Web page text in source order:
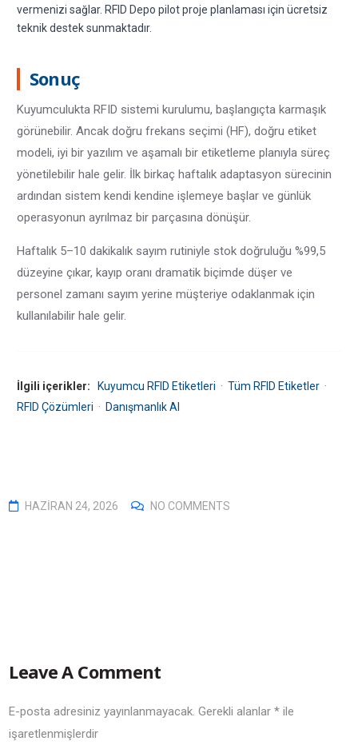
vermenizi sağlar. RFID Depo pilot proje planlaması için ücretsiz
teknik destek sunmaktadır.
Sonuç
Kuyumculukta RFID sistemi kurulumu, başlangıçta karmaşık
görünebilir. Ancak doğru frekans seçimi (HF), doğru etiket
modeli, iyi bir yazılım ve aşamalı bir etiketleme planıyla süreç
yönetilebilir hale gelir. İlk birkaç haftalık adaptasyon sürecinin
ardından sistem kendi kendine işlemeye başlar ve günlük
operasyonun ayrılmaz bir parçasına dönüşür.
Haftalık 5–10 dakikalık sayım rutiniyle stok doğruluğu %99,5
düzeyine çıkar, kayıp oranı dramatik biçimde düşer ve
personel zamanı sayım yerine müşteriye odaklanmak için
kullanılabilir hale gelir.
İlgili içerikler: Kuyumcu RFID Etiketleri ·Tüm RFID Etiketler ·
RFID Çözümleri · Danışmanlık Al
HAZIRAN 24, 2026 NO COMMENTS
Leave A Comment
E-posta adresiniz yayınlanmayacak. Gerekli alanlar* ile
işaretlenmişlerdir